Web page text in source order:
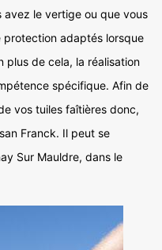
le vertige ou que vous
adaptés lorsque
plus de cela, la réalisation
spécifique. Afin de
vos tuiles faîtières donc,
Franck. Il peut se
Sur Mauldre, dans le